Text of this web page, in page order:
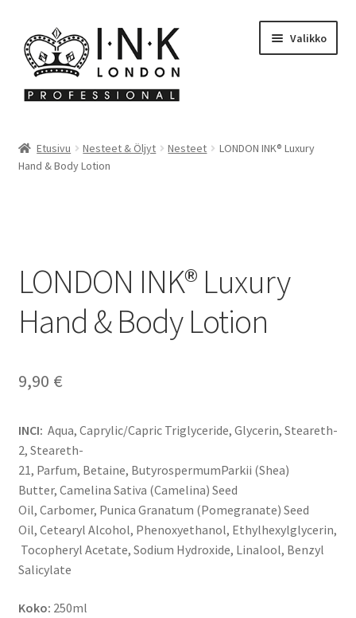
navigointiin
sisältöön
Valikko
Kauppa
Kanta-asiakasohjelma
Yhteystiedot
Etusivu Nesteet & Öljyt Nesteet
LONDON INK®️ Luxury
Hand & Body Lotion
LONDON INK®️ Luxury
Hand & Body Lotion
9,90 €
INCI: Aqua, Caprylic/Capric Triglyceride, Glycerin, Steareth-
2, Steareth-
21, Parfum, Betaine, ButyrospermumParkii (Shea)
Butter, Camelina Sativa (Camelina) Seed
Oil, Carbomer, Punica Granatum (Pomegranate) Seed
Oil, Cetearyl Alcohol, Phenoxyethanol, Ethylhexylglycerin,
Tocopheryl Acetate, Sodium Hydroxide, Linalool, Benzyl
Salicylate
Koko: 250ml